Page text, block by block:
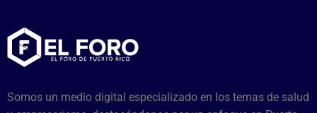
Somos un medio digital especializado en los temas de salud